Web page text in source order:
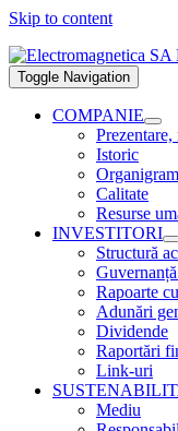
Skip to content
Toggle Navigation
COMPANIE
Istoric
Calitate
Resurse
INVESTITORI
Structură
Rapoarte
Adunări
Dividende
Raportări
Link-uri
Mediu